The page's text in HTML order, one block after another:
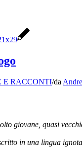
E RACCONTI/da
giovane, quasi
in una lingua